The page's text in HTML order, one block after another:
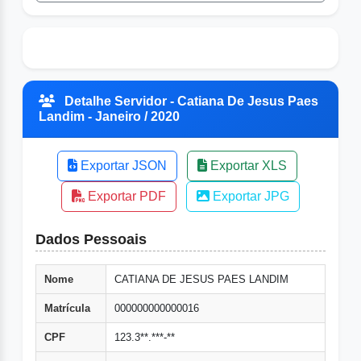
Detalhe Servidor - Catiana De Jesus Paes
Landim - Janeiro / 2020
Exportar JSON Exportar XLS
Exportar PDF Exportar JPG
Dados Pessoais
Nome CATIANA DE JESUS PAES LANDIM
Matrícula 000000000000016
CPF 123.3**.***-**